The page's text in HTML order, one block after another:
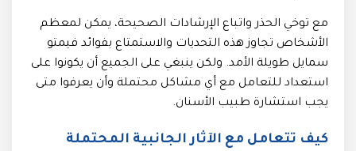
مع توخي الحذر واتباع الإرشادات الصحيحة، يمكن لمعظم
الأشخاص تجاوز هذه التحديات والاستمتاع بفوائد فيمتو
سمايل طويلة الأمد. ولكن ينبغي على الجميع أن يكونوا على
استعداد للتعامل مع أي مشاكل محتملة وأن يعرفوا متى
يجب استشارة طبيب الأسنان.
كيف تتعامل مع الآثار الجانبية المحتملة